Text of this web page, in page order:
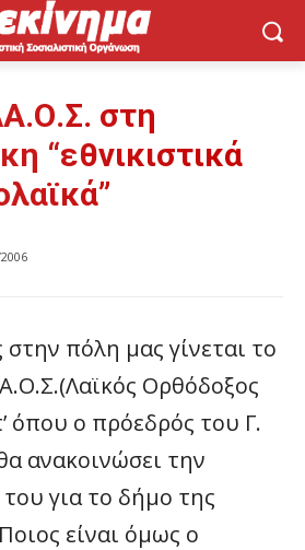
στη
“εθνικιστικά
στην πόλη μας γίνεται το
Ορθόδοξος
όπου ο πρόεδρός του Γ.
ανακοινώσει την
για το δήμο της
είναι όμως ο